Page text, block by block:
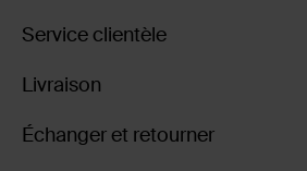
Service clientèle
Livraison
Échanger et retourner